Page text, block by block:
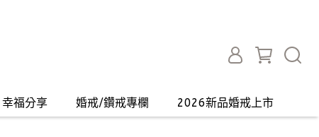
幸福分享 婚戒/鑽戒專欄 2026新品婚戒上市